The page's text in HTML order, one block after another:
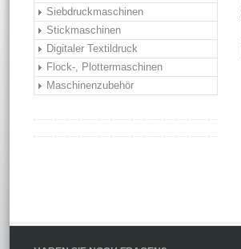
Siebdruckmaschinen
Stickmaschinen
Digitaler Textildruck
Flock-, Plottermaschinen
Maschinenzubehör